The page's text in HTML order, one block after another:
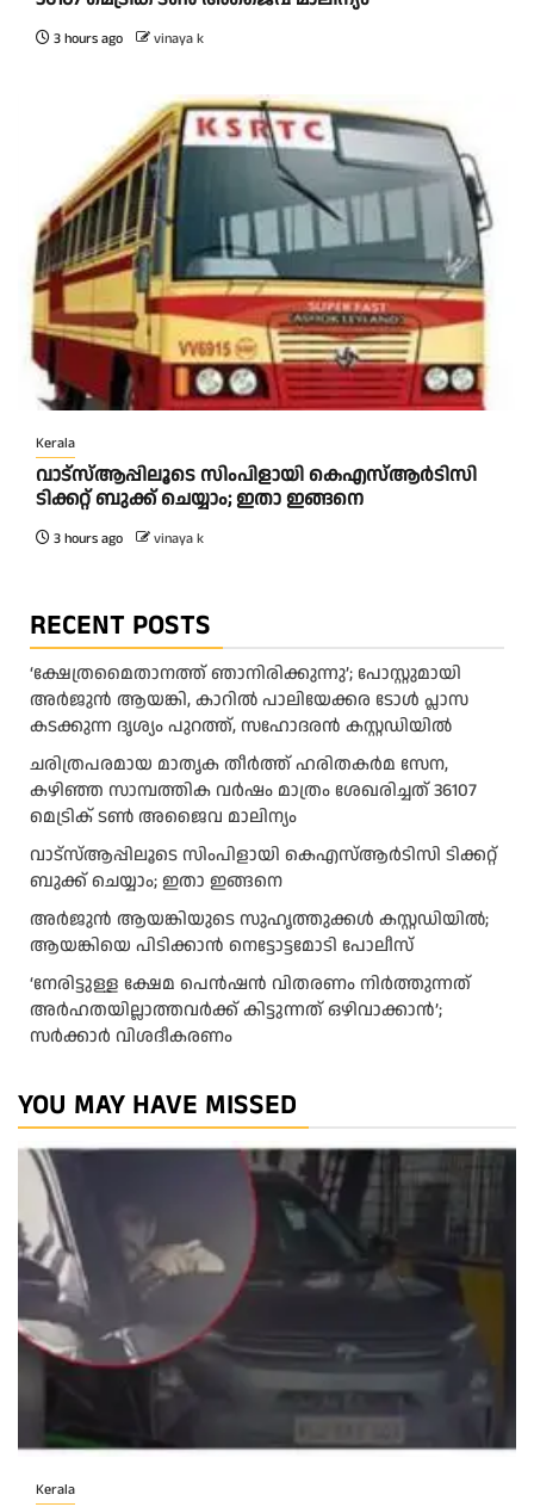
3 hours ago vinaya k
Kerala
വാട്‌സ്ആപ്പിലൂടെ സിംപിളായി കെഎസ്ആര്‍ടിസി
ടിക്കറ്റ് ബുക്ക് ചെയ്യാം; ഇതാ ഇങ്ങനെ
3 hours ago vinaya k
RECENT POSTS
‘ക്ഷേത്രമൈതാനത്ത് ഞാനിരിക്കുന്നു’; പോസ്റ്റുമായി
അർജുൻ ആയങ്കി, കാറിൽ പാലിയേക്കര ടോൾ പ്ലാസ
കടക്കുന്ന ദൃശ്യം പുറത്ത്, സഹോദരൻ കസ്റ്റഡിയിൽ
ചരിത്രപരമായ മാതൃക തീര്‍ത്ത് ഹരിതകര്‍മ സേന,
കഴിഞ്ഞ സാമ്പത്തിക വര്‍ഷം മാത്രം ശേഖരിച്ചത് 36107
മെട്രിക് ടണ്‍ അജൈവ മാലിന്യം
വാട്‌സ്ആപ്പിലൂടെ സിംപിളായി കെഎസ്ആര്‍ടിസി ടിക്കറ്റ്
ബുക്ക് ചെയ്യാം; ഇതാ ഇങ്ങനെ
അർജുൻ ആയങ്കിയുടെ സുഹൃത്തുക്കൾ കസ്റ്റഡിയിൽ;
ആയങ്കിയെ പിടിക്കാൻ നെട്ടോട്ടമോടി പോലീസ്
‘നേരിട്ടുള്ള ക്ഷേമ പെൻഷൻ വിതരണം നി‍‍ർത്തുന്നത്
അർഹതയില്ലാത്തവർക്ക് കിട്ടുന്നത് ഒഴിവാക്കാൻ’;
സർക്കാ‍ർ വിശദീകരണം
YOU MAY HAVE MISSED
Kerala